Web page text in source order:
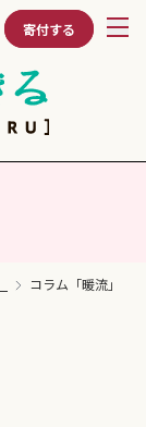
寄付する
コラム「暖流」